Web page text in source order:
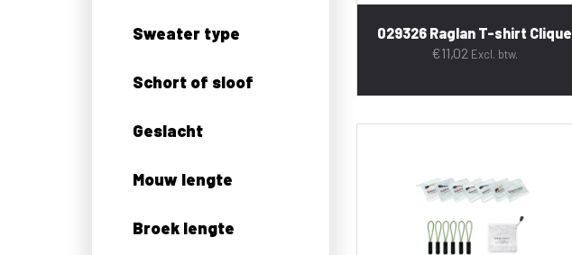
Sweater type
Schort of sloof
Geslacht
Mouw lengte
Broek lengte
029326 Raglan T-shirt Clique
€11,02 Excl. btw.